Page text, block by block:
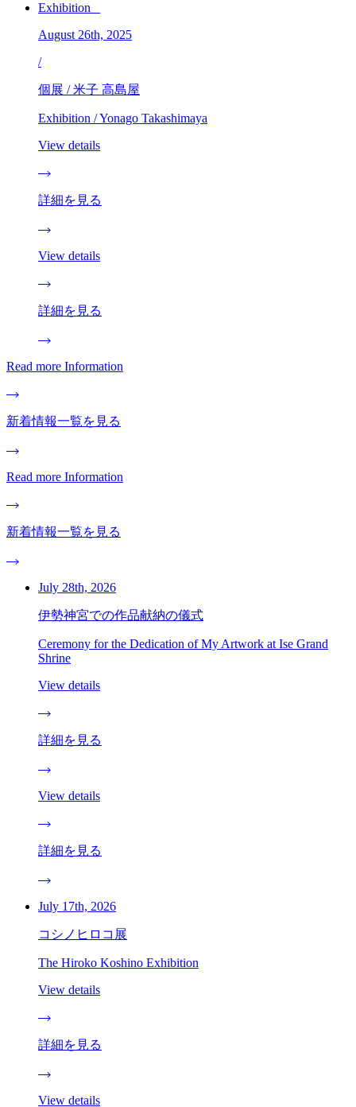
Exhibition _
August 26th, 2025
/
個展 / 米子 高島屋
Exhibition / Yonago Takashimaya
View details
詳細を見る
View details
詳細を見る
Read more Information
新着情報一覧を見る
Read more Information
新着情報一覧を見る
July 28th, 2026
伊勢神宮での作品献納の儀式
Ceremony for the Dedication of My Artwork at Ise Grand
Shrine
View details
詳細を見る
View details
詳細を見る
July 17th, 2026
コシノヒロコ展
The Hiroko Koshino Exhibition
View details
詳細を見る
View details